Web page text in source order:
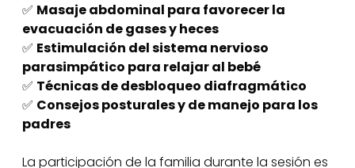
✅ Masaje abdominal para favorecer la
evacuación de gases y heces
✅ Estimulación del sistema nervioso
parasimpático para relajar al bebé
✅ Técnicas de desbloqueo diafragmático
✅ Consejos posturales y de manejo para los
padres
La participación de la familia durante la sesión es